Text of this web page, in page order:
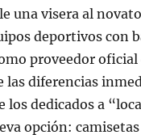
una visera al
deportivos con
proveedor
las diferencias
los dedicados a
opción: